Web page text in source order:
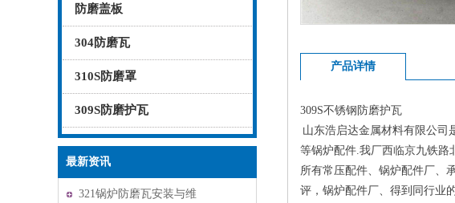
防磨盖板
304防磨瓦
310S防磨罩
309S防磨护瓦
最新资讯
321锅炉防磨瓦安装与维
产品详情
309S不锈钢防磨护瓦
山东浩启达金属材料有限公司
等锅炉配件.我厂西临京九铁路
所有常压配件、锅炉配件厂、
评，锅炉配件厂、得到同行业